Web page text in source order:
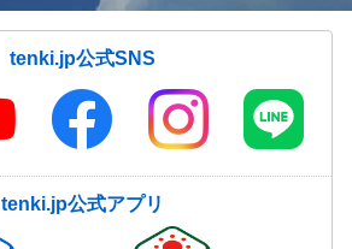
tenki.jp公式SNS
tenki.jp公式アプリ